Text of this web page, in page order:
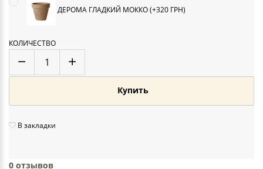
ДЕРОМА ГЛАДКИЙ МОККО (+320 ГРН)
КОЛИЧЕСТВО
Купить
В закладки
0 отзывов